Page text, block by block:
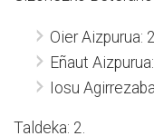
Oier Aizpurua: 2.
Eñaut
Iosu
Taldeka: 2.